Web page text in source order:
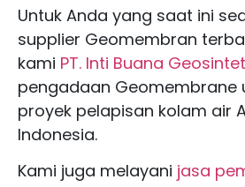
Untuk Anda yang saat ini
supplier Geomembran
kami PT. Inti Buana
pengadaan Geomembrane
proyek pelapisan kolam air
Indonesia.
Kami juga melayani jasa